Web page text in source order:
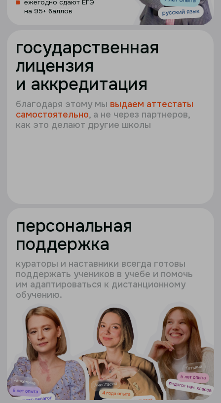
задайте вопросыпро
напрямую директору
прямая линия
с директором
онлайн-школы
директор онлайн-школы
записаться на прямой
эфир с директором
ОНЛАЙН